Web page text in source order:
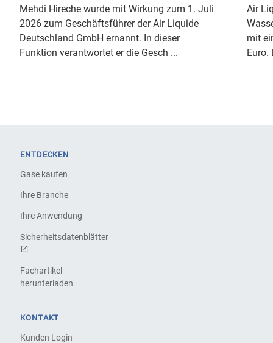
Mehdi Hireche wurde mit Wirkung zum 1. Juli
2026 zum Geschäftsführer der Air Liquide
Deutschland GmbH ernannt. In dieser
Funktion verantwortet er die Gesch ...
Air
mit
Euro.
ENTDECKEN
Gase kaufen
Ihre Branche
Ihre Anwendung
Sicherheitsdatenblätter
Fachartikel
herunterladen
KONTAKT
Kunden Login